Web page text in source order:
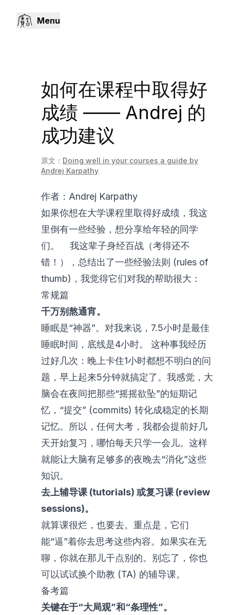
Menu
如何在课程中取得好
成绩 —— Andrej 的
成功建议
原文： Doing well in your courses a guide by
Andrej Karpathy
作者：Andrej Karpathy
如果你想在大学课程里取得好成绩，我这
里倒有一些经验，想分享给年轻的同学
们。 我这辈子身经百战（考得还不
错！），总结出了一些经验法则 (rules of
thumb)，我觉得它们对我的帮助很大：
常规篇
千万别熬通宵。
睡眠是“神器”。对我来说，7.5小时是最佳
睡眠时间，底线是4小时。 这种事我经历
过好几次：晚上卡住1小时都想不明白的问
题，早上起来5分钟就搞定了。我感觉，大
脑会在夜间把那些“摇摇欲坠”的短期记
忆，“提交” (commits) 转化成稳定的长期
记忆。所以，任何大考，我都会提前好几
天开始复习，哪怕每天只学一会儿。这样
就能让大脑有足够多的夜晚去“消化”这些
知识。
去上辅导课 (tutorials) 或复习课 (review
sessions)。
就算课很烂，也要去。重点是，它们
能“逼”着你去思考这些内容。如果实在无
聊，你就在那儿干点别的。别忘了，你也
可以试试换个助教 (TA) 的辅导课。
备考篇
关键在于“大局观”和“条理性”。